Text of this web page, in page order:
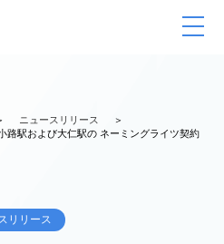
ニュースリリース
路駅および大仁駅の ネーミングライツ契約
リリース